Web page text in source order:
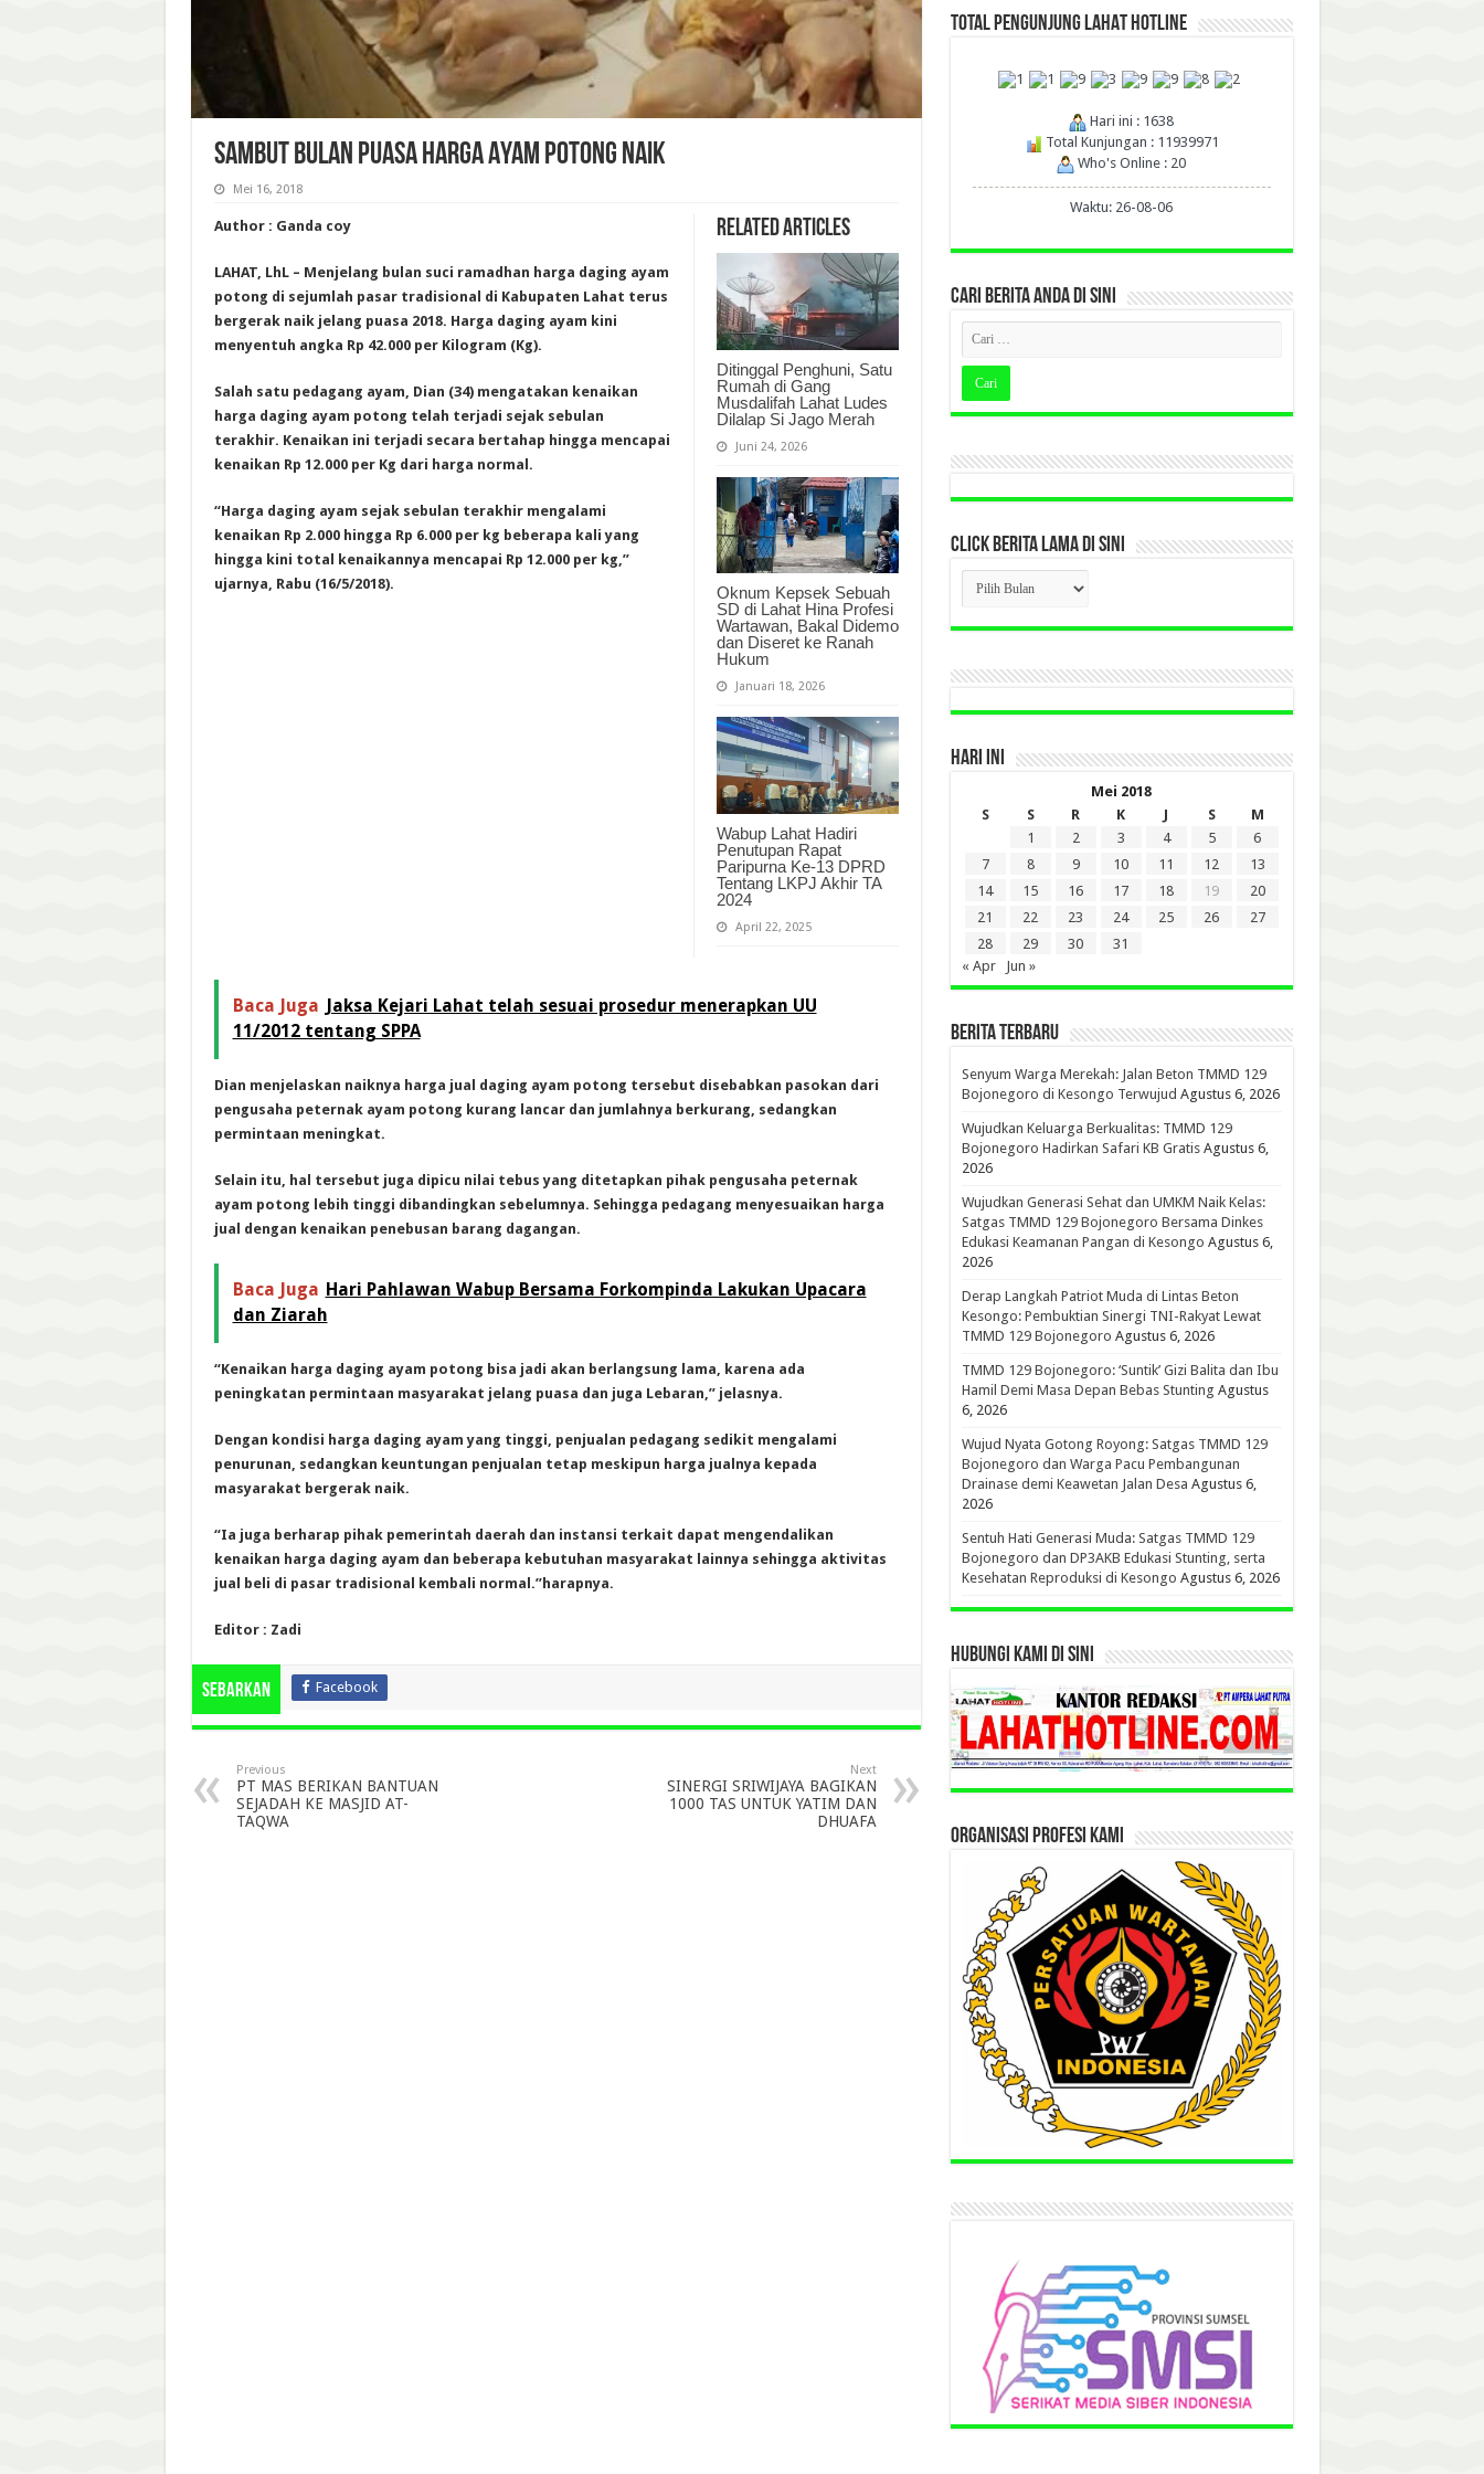
SAMBUT BULAN PUASA HARGA AYAM POTONG NAIK
Mei 16, 2018
Related Articles
Ditinggal Penghuni, Satu
Rumah di Gang
Musdalifah Lahat Ludes
Dilalap Si Jago Merah
Juni 24, 2026
Oknum Kepsek Sebuah
SD di Lahat Hina Profesi
Wartawan, Bakal Didemo
dan Diseret ke Ranah
Hukum
Januari 18, 2026
Wabup Lahat Hadiri
Penutupan Rapat
Paripurna Ke-13 DPRD
Tentang LKPJ Akhir TA
2024
April 22, 2025
Author : Ganda coy
LAHAT, LhL – Menjelang bulan suci ramadhan harga daging ayam
potong di sejumlah pasar tradisional di Kabupaten Lahat terus
bergerak naik jelang puasa 2018. Harga daging ayam kini
menyentuh angka Rp 42.000 per Kilogram (Kg).
Salah satu pedagang ayam, Dian (34) mengatakan kenaikan
harga daging ayam potong telah terjadi sejak sebulan
terakhir. Kenaikan ini terjadi secara bertahap hingga mencapai
kenaikan Rp 12.000 per Kg dari harga normal.
“Harga daging ayam sejak sebulan terakhir mengalami
kenaikan Rp 2.000 hingga Rp 6.000 per kg beberapa kali yang
hingga kini total kenaikannya mencapai Rp 12.000 per kg,”
ujarnya, Rabu (16/5/2018).
Baca Juga
Jaksa Kejari Lahat telah sesuai prosedur menerapkan UU
11/2012 tentang SPPA
Dian menjelaskan naiknya harga jual daging ayam potong tersebut disebabkan pasokan dari
pengusaha peternak ayam potong kurang lancar dan jumlahnya berkurang, sedangkan
permintaan meningkat.
Selain itu, hal tersebut juga dipicu nilai tebus yang ditetapkan pihak pengusaha peternak
ayam potong lebih tinggi dibandingkan sebelumnya. Sehingga pedagang menyesuaikan harga
jual dengan kenaikan penebusan barang dagangan.
Baca Juga Hari Pahlawan Wabup Bersama Forkompinda Lakukan Upacara
dan Ziarah
“Kenaikan harga daging ayam potong bisa jadi akan berlangsung lama, karena ada
peningkatan permintaan masyarakat jelang puasa dan juga Lebaran,” jelasnya.
Dengan kondisi harga daging ayam yang tinggi, penjualan pedagang sedikit mengalami
penurunan, sedangkan keuntungan penjualan tetap meskipun harga jualnya kepada
masyarakat bergerak naik.
“Ia juga berharap pihak pemerintah daerah dan instansi terkait dapat mengendalikan
kenaikan harga daging ayam dan beberapa kebutuhan masyarakat lainnya sehingga aktivitas
jual beli di pasar tradisional kembali normal.”harapnya.
Editor : Zadi
Sebarkan Facebook
Previous
PT MAS BERIKAN BANTUAN
SEJADAH KE MASJID AT-
TAQWA
Next
SINERGI SRIWIJAYA BAGIKAN
1000 TAS UNTUK YATIM DAN
DHUAFA
TOTAL PENGUNJUNG LAHAT HOTLINE
Hari ini : 1638
Total Kunjungan : 11939971
Who's Online : 20
Waktu: 26-08-06
CARI BERITA ANDA DI SINI
CLICK BERITA LAMA DI SINI
CLICK
BERITA
LAMA
DI
HARI INI
Mei 2018
S
S R K J S
M
1
2 3 4 5
6
7
8 9 10 11 12
13
14
15 16 17 18 19
20
21
22 23 24 25 26
27
28
29 30
31
« Apr
Jun »
BERITA TERBARU
Senyum Warga Merekah: Jalan Beton TMMD 129
Bojonegoro di Kesongo Terwujud Agustus 6, 2026
Wujudkan Keluarga Berkualitas: TMMD 129
Bojonegoro Hadirkan Safari KB Gratis Agustus 6,
2026
Wujudkan Generasi Sehat dan UMKM Naik Kelas:
Satgas TMMD 129 Bojonegoro Bersama Dinkes
Edukasi Keamanan Pangan di Kesongo Agustus 6,
2026
Derap Langkah Patriot Muda di Lintas Beton
Kesongo: Pembuktian Sinergi TNI-Rakyat Lewat
TMMD 129 Bojonegoro Agustus 6, 2026
TMMD 129 Bojonegoro: ‘Suntik’ Gizi Balita dan Ibu
Hamil Demi Masa Depan Bebas Stunting Agustus
6, 2026
Wujud Nyata Gotong Royong: Satgas TMMD 129
Bojonegoro dan Warga Pacu Pembangunan
Drainase demi Keawetan Jalan Desa Agustus 6,
2026
Sentuh Hati Generasi Muda: Satgas TMMD 129
Bojonegoro dan DP3AKB Edukasi Stunting, serta
Kesehatan Reproduksi di Kesongo Agustus 6, 2026
HUBUNGI KAMI DI SINI
ORGANISASI PROFESI KAMI